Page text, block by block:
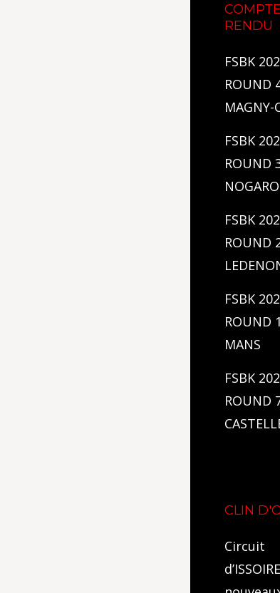
RENDU
FSBK
ROUND
MAGNY-
FSBK
ROUND
NOGARO
FSBK
ROUND
FSBK
ROUND
MANS
FSBK
ROUND
CLIN
Circuit